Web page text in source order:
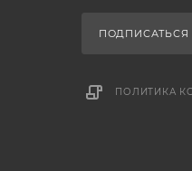
ПОЛИТИКА